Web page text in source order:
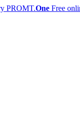
PROMT.One Free